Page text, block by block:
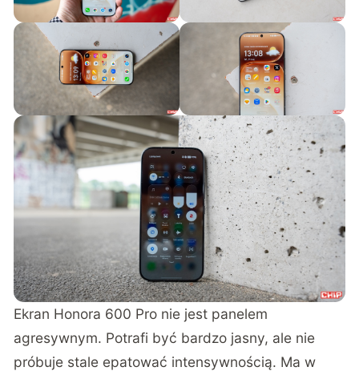
Ekran Honora 600 Pro nie jest panelem
agresywnym. Potrafi być bardzo jasny, ale nie
próbuje stale epatować intensywnością. Ma w